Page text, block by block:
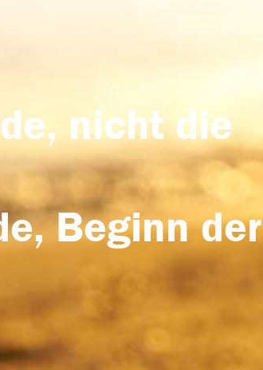
nicht die
Beginn der